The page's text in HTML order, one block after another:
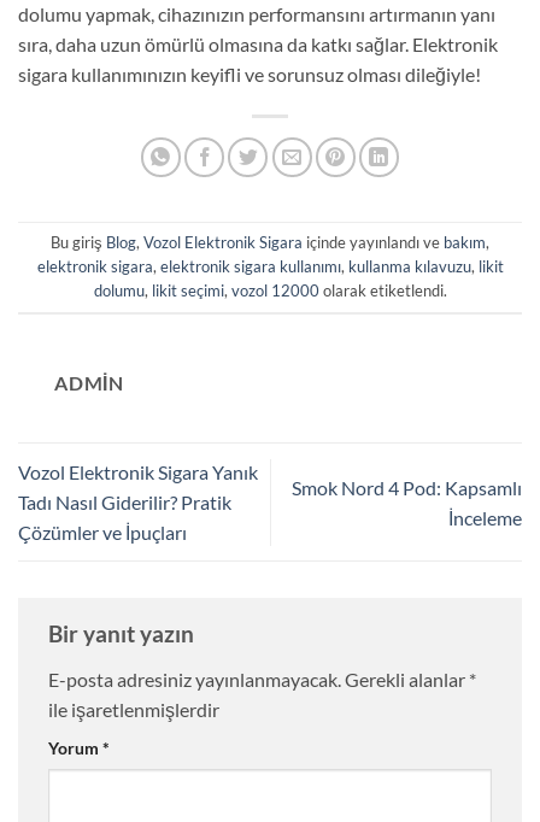
dolumu yapmak, cihazınızın performansını artırmanın yanı
sıra, daha uzun ömürlü olmasına da katkı sağlar. Elektronik
sigara kullanımınızın keyifli ve sorunsuz olması dileğiyle!
Bu giriş Blog,Vozol Elektronik Sigara içinde yayınlandı ve bakım,
elektronik sigara,elektronik sigara kullanımı, kullanma kılavuzu, likit
dolumu, likit seçimi,vozol 12000olarak etiketlendi.
ADMIN
Vozol Elektronik Sigara Yanık
Tadı Nasıl Giderilir? Pratik
Çözümler ve İpuçları
Smok Nord 4 Pod: Kapsamlı
İnceleme
Bir yanıt yazın
E-posta adresiniz yayınlanmayacak.Gerekli alanlar *
ile işaretlenmişlerdir
Yorum *